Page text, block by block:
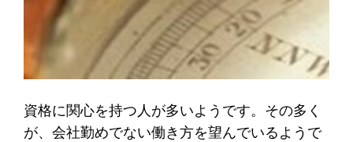
資格に関心を持つ人が多いようです。その多く
が、会社勤めでない働き方を望んでいるようで